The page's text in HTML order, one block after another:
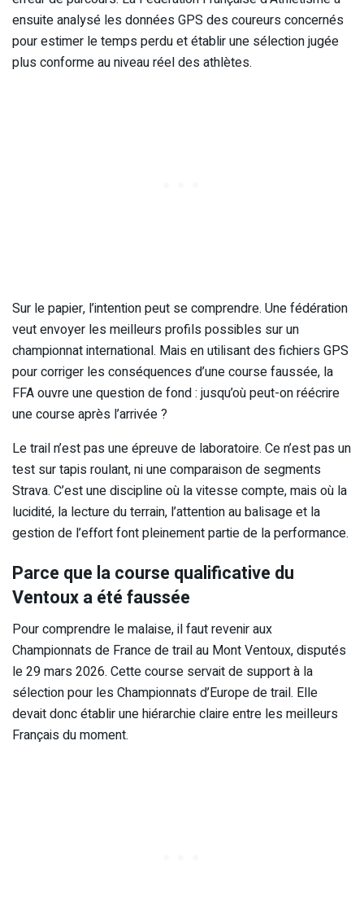
ensuite analysé les données GPS des coureurs concernés
pour estimer le temps perdu et établir une sélection jugée
plus conforme au niveau réel des athlètes.
Sur le papier, l’intention peut se comprendre. Une fédération
veut envoyer les meilleurs profils possibles sur un
championnat international. Mais en utilisant des fichiers GPS
pour corriger les conséquences d’une course faussée, la
FFA ouvre une question de fond : jusqu’où peut-on réécrire
une course après l’arrivée ?
Le trail n’est pas une épreuve de laboratoire. Ce n’est pas un
test sur tapis roulant, ni une comparaison de segments
Strava. C’est une discipline où la vitesse compte, mais où la
lucidité, la lecture du terrain, l’attention au balisage et la
gestion de l’effort font pleinement partie de la performance.
Parce que la course qualificative du
Ventoux a été faussée
Pour comprendre le malaise, il faut revenir aux
Championnats de France de trail au Mont Ventoux, disputés
le 29 mars 2026. Cette course servait de support à la
sélection pour les Championnats d’Europe de trail. Elle
devait donc établir une hiérarchie claire entre les meilleurs
Français du moment.